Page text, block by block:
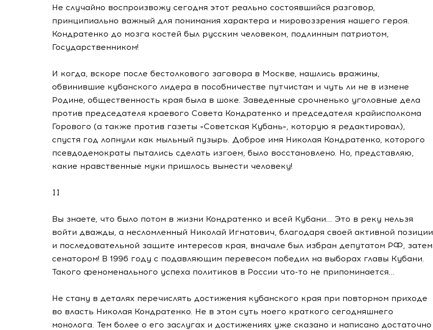
Не случайно воспроизвожу сегодня этот реально состоявшийся разговор,
принципиально важный для понимания характера и мировоззрения нашего героя.
Кондратенко до мозга костей был русским человеком, подлинным патриотом,
Государственником!
И когда, вскоре после бестолкового заговора в Москве, нашлись вражины,
обвинившие кубанского лидера в пособничестве путчистам и чуть ли не в измене
Родине, общественность края была в шоке. Заведенные срочненько уголовные дела
против председателя краевого Совета Кондратенко и председателя крайисполкома
Горового (а также против газеты «Советская Кубань», которую я редактировал),
спустя год лопнули как мыльный пузырь. Доброе имя Николая Кондратенко, которого
псевдодемократы пытались сделать изгоем, было восстановлено. Но, представляю,
какие нравственные муки пришлось вынести человеку!
II
Вы знаете, что было потом в жизни Кондратенко и всей Кубани... Это в реку нельзя
войти дважды, а несломленный Николай Игнатович, благодаря своей активной позиции
и последовательной защите интересов края, вначале был избран депутатом РФ, затем
сенатором! В 1996 году с подавляющим перевесом победил на выборах главы Кубани.
Такого феноменального успеха политиков в России что-то не припоминается...
Не стану в деталях перечислять достижения кубанского края при повторном приходе
во власть Николая Кондратенко. Не в этом суть моего краткого сегодняшнего
монолога. Тем более о его заслугах и достижениях уже сказано и написано достаточно